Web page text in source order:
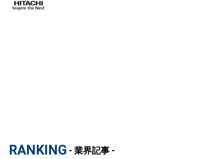
RANKING - 業界記事 -